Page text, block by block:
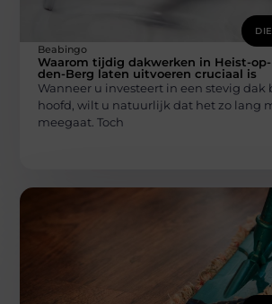
Beabingo
Waarom tijdig dakwerken in Heist-op-
den-Berg laten uitvoeren cruciaal is
Wanneer u investeert in een stevig dak
hoofd, wilt u natuurlijk dat het zo lang
meegaat. Toch